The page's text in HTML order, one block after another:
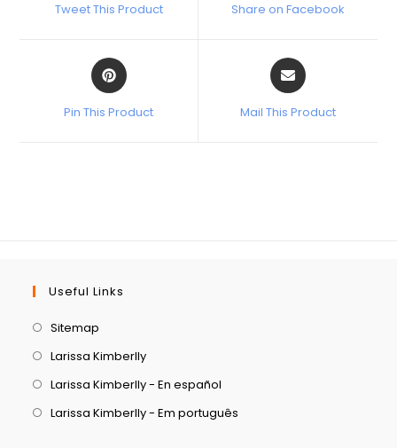
Tweet This Product Share on Facebook
Pin This Product Mail This Product
Useful Links
Sitemap
Larissa Kimberlly
Larissa Kimberlly - En español
Larissa Kimberlly - Em português